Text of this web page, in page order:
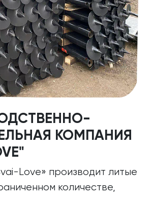
КОМПАНИЯ
Love» производит литые
количестве,